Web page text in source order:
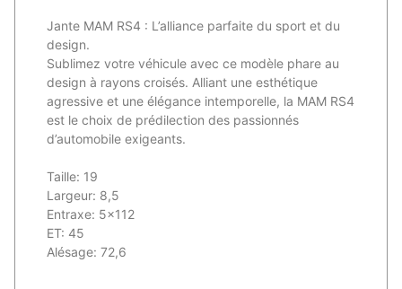
Jante MAM RS4 : L’alliance parfaite du sport et du
design.
Sublimez votre véhicule avec ce modèle phare au
design à rayons croisés. Alliant une esthétique
agressive et une élégance intemporelle, la MAM RS4
est le choix de prédilection des passionnés
d’automobile exigeants.
Taille: 19
Largeur: 8,5
Entraxe: 5×112
ET: 45
Alésage: 72,6